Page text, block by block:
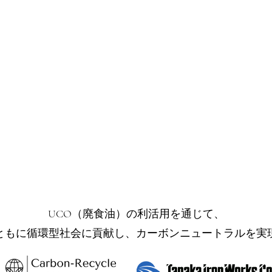
UCO（廃食油）の利活用を通じて、
もに循環型社会に貢献し、カーボンニュートラルを実